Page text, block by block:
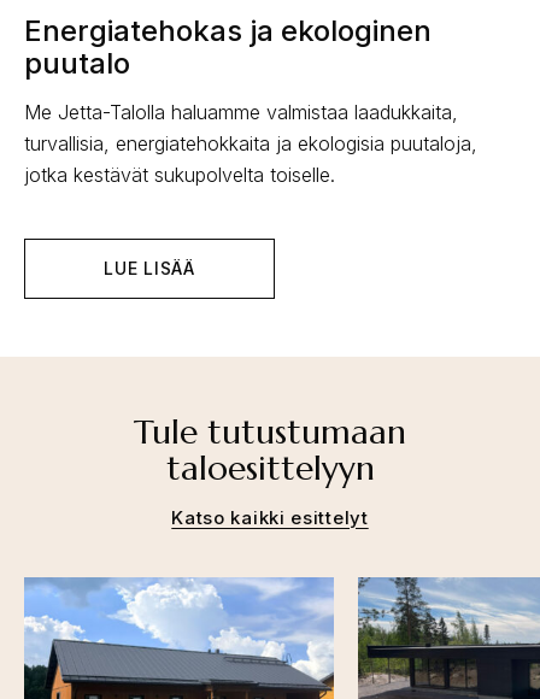
Energiatehokas ja ekologinen
puutalo
Me Jetta-Talolla haluamme valmistaa laadukkaita,
turvallisia, energiatehokkaita ja ekologisia puutaloja,
jotka kestävät sukupolvelta toiselle.
LUE LISÄÄ
Tule tutustumaan
taloesittelyyn
Katso kaikki esittelyt